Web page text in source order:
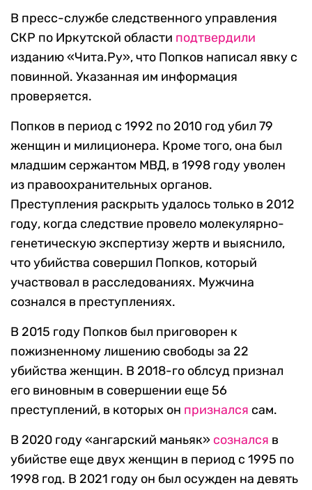
В пресс-службе следственного управления
СКР по Иркутской области подтвердили
изданию «Чита.Ру», что Попков написал явку с
повинной. Указанная им информация
проверяется.
Попков в период с 1992 по 2010 год убил 79
женщин и милиционера. Кроме того, она был
младшим сержантом МВД, в 1998 году уволен
из правоохранительных органов.
Преступления раскрыть удалось только в 2012
году, когда следствие провело молекулярно-
генетическую экспертизу жертв и выяснило,
что убийства совершил Попков, который
участвовал в расследованиях. Мужчина
сознался в преступлениях.
В 2015 году Попков был приговорен к
пожизненному лишению свободы за 22
убийства женщин. В 2018-го облсуд признал
его виновным в совершении еще 56
преступлений, в которых он признался сам.
В 2020 году «ангарский маньяк» сознался в
убийстве еще двух женщин в период с 1995 по
1998 год. В 2021 году он был осужден на девять